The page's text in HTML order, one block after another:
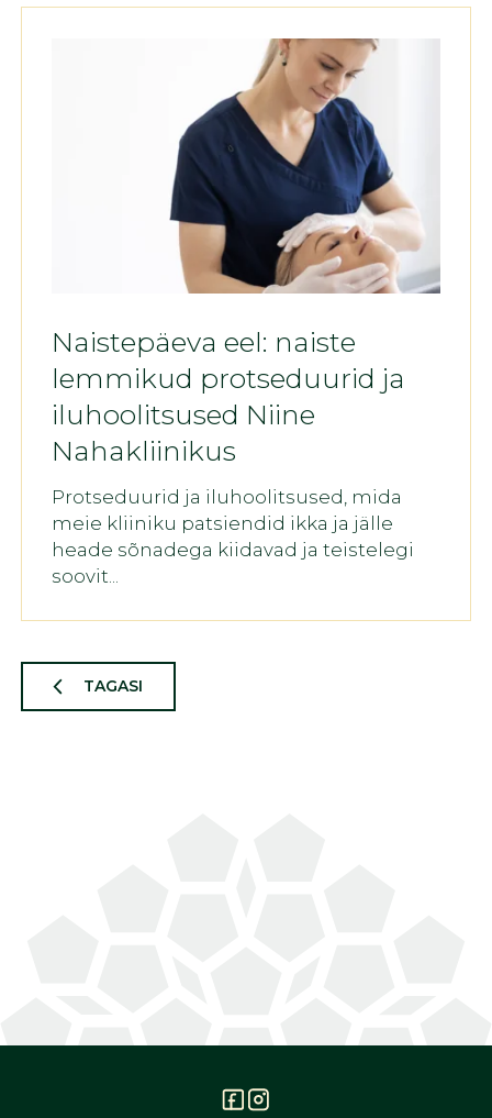
Naistepäeva eel: naiste
lemmikud protseduurid ja
iluhoolitsused Niine
Nahakliinikus
Protseduurid ja iluhoolitsused, mida
meie kliiniku patsiendid ikka ja jälle
heade sõnadega kiidavad ja teistelegi
soovit...
TAGASI